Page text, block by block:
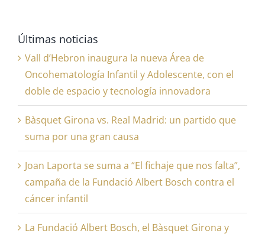
Últimas noticias
Vall d’Hebron inaugura la nueva Área de
Oncohematología Infantil y Adolescente, con el
doble de espacio y tecnología innovadora
Bàsquet Girona vs. Real Madrid: un partido que
suma por una gran causa
Joan Laporta se suma a “El fichaje que nos falta”,
campaña de la Fundació Albert Bosch contra el
cáncer infantil
La Fundació Albert Bosch, el Bàsquet Girona y